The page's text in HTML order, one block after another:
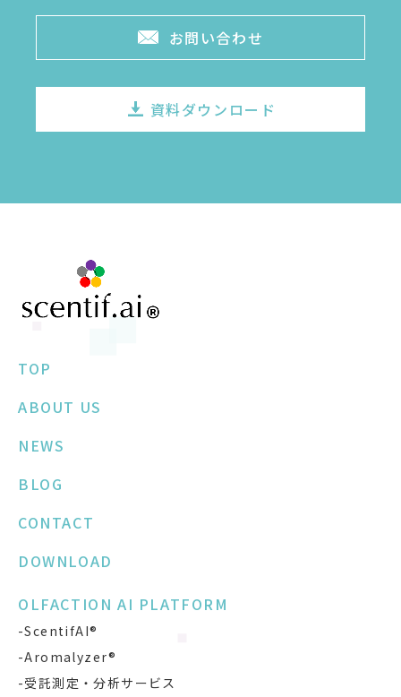
お問い合わせ
資料ダウンロード
TOP
ABOUT US
NEWS
BLOG
CONTACT
DOWNLOAD
OLFACTION AI PLATFORM
-ScentifAI®
-Aromalyzer®
-受託測定・分析サービス